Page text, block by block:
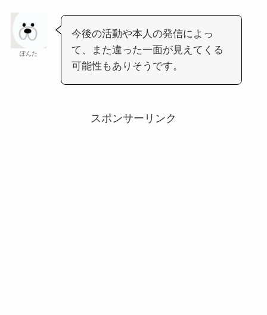
ぽんた
今後の活動や本人の発信によっ
て、また違った一面が見えてくる
可能性もありそうです。
スポンサーリンク